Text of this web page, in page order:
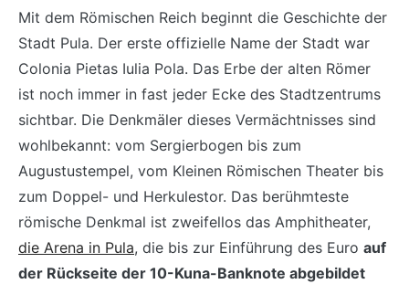
Mit dem Römischen Reich beginnt die Geschichte der
Stadt Pula. Der erste offizielle Name der Stadt war
Colonia Pietas Iulia Pola. Das Erbe der alten Römer
ist noch immer in fast jeder Ecke des Stadtzentrums
sichtbar. Die Denkmäler dieses Vermächtnisses sind
wohlbekannt: vom Sergierbogen bis zum
Augustustempel, vom Kleinen Römischen Theater bis
zum Doppel- und Herkulestor. Das berühmteste
römische Denkmal ist zweifellos das Amphitheater,
die Arena in Pula, die bis zur Einführung des Euro auf
der Rückseite der 10-Kuna-Banknote abgebildet